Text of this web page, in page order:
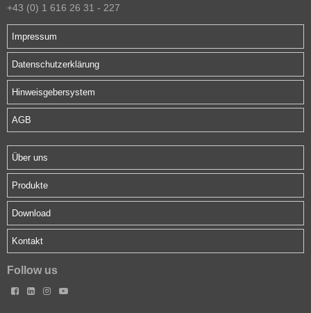
+43 (0) 1 616 26 31 - 227
Impressum
Datenschutzerklärung
Hinweisgebersystem
AGB
Über uns
Produkte
Download
Kontakt
Follow us
   